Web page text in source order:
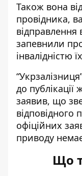
Також вона
провідника,
відправлення
запевнили
інвалідністю
до публікації
заявив, що
відповідного
офіційних
приводу
Що